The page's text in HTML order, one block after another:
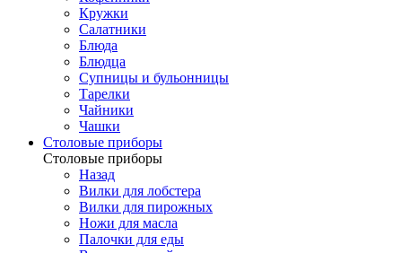
Кружки
Салатники
Блюда
Блюдца
Супницы и бульонницы
Тарелки
Чайники
Чашки
Cтоловые приборы
Cтоловые приборы
Назад
Вилки для лобстера
Вилки для пирожных
Ножи для масла
Палочки для еды